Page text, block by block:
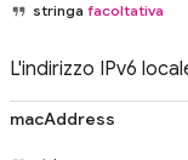
stringa facoltativa
L'indirizzo IPv6
macAddress